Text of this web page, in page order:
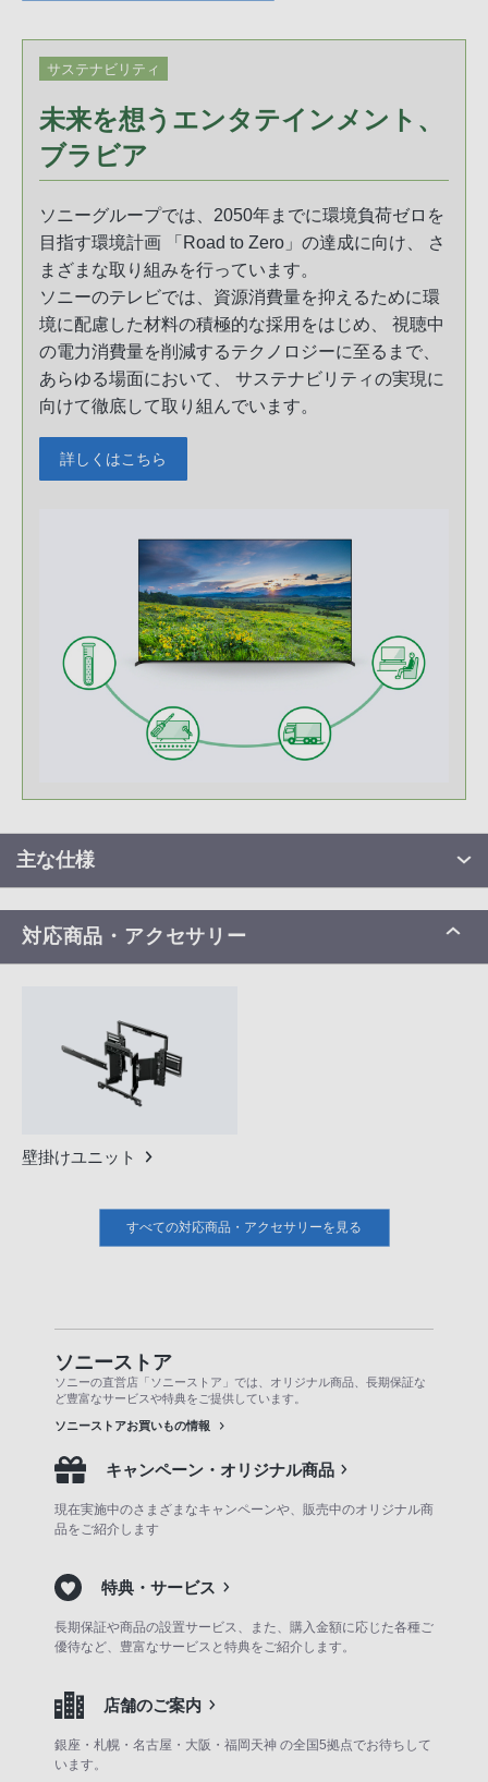
サステナビリティ
未来を想うエンタテインメント、
ブラビア
ソニーグループでは、2050年までに環境負荷ゼロを
目指す環境計画 「Road to Zero」の達成に向け、 さ
まざまな取り組みを行っています。
ソニーのテレビでは、資源消費量を抑えるために環
境に配慮した材料の積極的な採用をはじめ、 視聴中
の電力消費量を削減するテクノロジーに至るまで、
あらゆる場面において、 サステナビリティの実現に
向けて徹底して取り組んでいます。
詳しくはこちら
主な仕様
対応商品・アクセサリー
壁掛けユニット
すべての対応商品・アクセサリーを見る
ソニーストア
ソニーの直営店「ソニーストア」では、オリジナル商品、長期保証な
ど豊富なサービスや特典をご提供しています。
ソニーストアお買いもの情報
キャンペーン・オリジナル商品
現在実施中のさまざまなキャンペーンや、販売中のオリジナル商
品をご紹介します
特典・サービス
長期保証や商品の設置サービス、また、購入金額に応じた各種ご
優待など、豊富なサービスと特典をご紹介します。
店舗のご案内
銀座・札幌・名古屋・大阪・福岡天神 の全国5拠点でお待ちして
います。